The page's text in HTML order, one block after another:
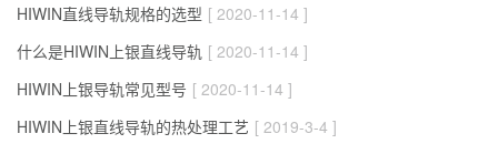
HIWIN直线导轨规格的选型 [ 2020-11-14 ]
什么是HIWIN上银直线导轨 [ 2020-11-14 ]
HIWIN上银导轨常见型号 [ 2020-11-14 ]
HIWIN上银直线导轨的热处理工艺 [ 2019-3-4 ]